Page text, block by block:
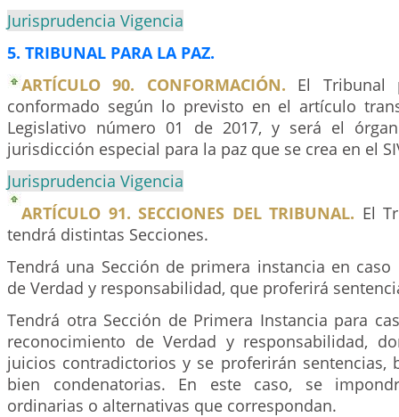
Jurisprudencia Vigencia
5. TRIBUNAL PARA LA PAZ.
ARTÍCULO 90. CONFORMACIÓN. El Tribunal
conformado según lo previsto en el artículo
Legislativo número 01 de 2017, y será el
jurisdicción especial para la paz que se crea en el
Jurisprudencia Vigencia
ARTÍCULO 91. SECCIONES DEL TRIBUNAL. El
tendrá distintas Secciones.
Tendrá una Sección de primera instancia en
de Verdad y responsabilidad, que proferirá
Tendrá otra Sección de Primera Instancia para
reconocimiento de Verdad y responsabilidad,
juicios contradictorios y se proferirán sentencias,
bien condenatorias. En este caso, se
ordinarias o alternativas que correspondan.